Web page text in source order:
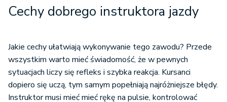
Cechy dobrego instruktora jazdy
Jakie cechy ułatwiają wykonywanie tego zawodu? Przede
wszystkim warto mieć świadomość, że w pewnych
sytuacjach liczy się refleks i szybka reakcja. Kursanci
dopiero się uczą, tym samym popełniają najróżniejsze błędy.
Instruktor musi mieć mieć rękę na pulsie, kontrolować